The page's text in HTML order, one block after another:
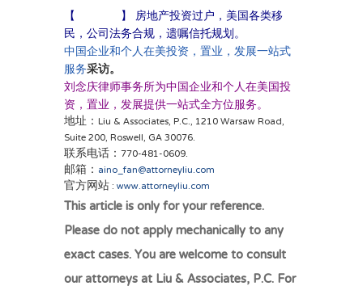
【 】
房地产投资过户，美国各类移
民，公司法务合规，遗嘱信托规划。
中国企业和个人在美投资，置业，发展一站式
服务采访。
刘念庆律师事务所为中国企业和个人在美国投
资，置业，发展提供一站式全方位服务。
地址：Liu & Associates, P.C., 1210 Warsaw Road,
Suite 200, Roswell, GA 30076.
联系电话：770-481-0609.
邮箱： aino_fan@attorneyliu.com
官方网站 :www.attorneyliu.com
This article is only for your reference.
Please do not apply mechanically to any
exact cases. You are welcome to consult
our attorneys at Liu & Associates, P.C. For